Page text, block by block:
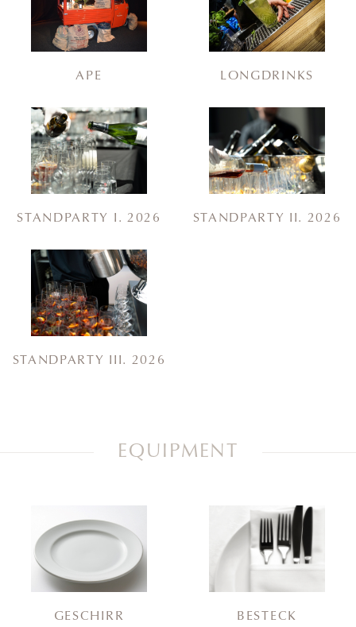
APE LONGDRINKS
STANDPARTY I. 2026 STANDPARTY II. 2026
STANDPARTY III. 2026
EQUIPMENT
GESCHIRR BESTECK